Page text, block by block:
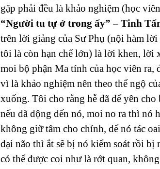
gặp phải đều là khảo nghiệm (học
“Người tu tự ở trong ấy” – Tinh
trên lời giảng của Sư Phụ (nội hàm
tôi là còn hạn chế lớn) là lời khen,
moi bộ phận Ma tính của học viên ra,
vì là khảo nghiệm nên theo thể ngộ
xuống. Tôi cho rằng hễ đã để yên
nếu đã động đến nó, moi no ra thì nó
không giữ tâm cho chính, để nó tác
đại não thì ắt sẽ bị nó kiểm soát rồi bị
có thể được coi như là rớt quan,